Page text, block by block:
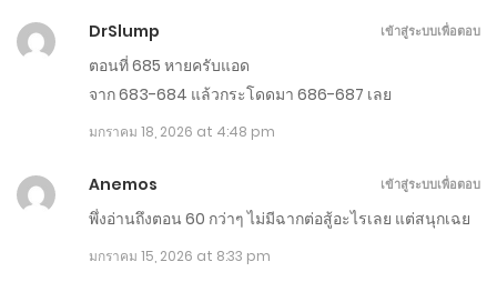
กุมภาพันธ์ 15, 2026
ตอนที่ 731-740
กุมภาพันธ์ 10, 2026
ตอนที่ 721-730
กุมภาพันธ์ 5, 2026
DrSlump
ตอนที่ 685 หายครับแอด
จาก 683-684 แล้วกระโดดมา 686-687 เลย
มกราคม 18, 2026 at 4:48 pm
เข้าสู่ระบบเพื่อตอบ
Anemos
พึ่งอ่านถึงตอน 60 กว่าๆ ไม่มีฉากต่อสู้อะไรเลย แต่สนุกเฉย
มกราคม 15, 2026 at 8:33 pm
เข้าสู่ระบบเพื่อตอบ